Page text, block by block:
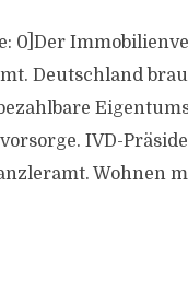
0]Der
Deutschland
IVD-
Wohnen